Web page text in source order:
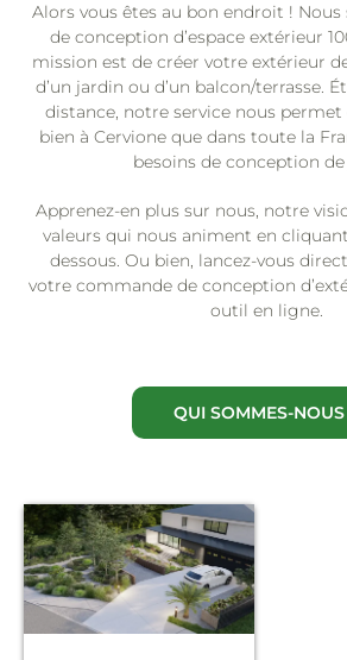
Alors vous êtes au bon endroit !
de conception d’espace extérieur
mission est de créer votre extérieur de
d’un jardin ou d’un balcon/terrasse.
distance, notre service nous permet
bien à Cervione que dans toute la
besoins de conception
Apprenez-en plus sur nous, notre
valeurs qui nous animent en
dessous. Ou bien, lancez-vous
votre commande de conception
outil en ligne.
QUI SOMMES-